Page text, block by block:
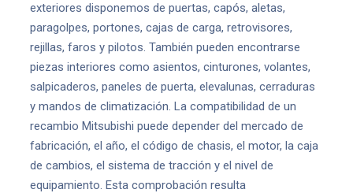
exteriores disponemos de puertas, capós, aletas,
paragolpes, portones, cajas de carga, retrovisores,
rejillas, faros y pilotos. También pueden encontrarse
piezas interiores como asientos, cinturones, volantes,
salpicaderos, paneles de puerta, elevalunas, cerraduras
y mandos de climatización. La compatibilidad de un
recambio Mitsubishi puede depender del mercado de
fabricación, el año, el código de chasis, el motor, la caja
de cambios, el sistema de tracción y el nivel de
equipamiento. Esta comprobación resulta